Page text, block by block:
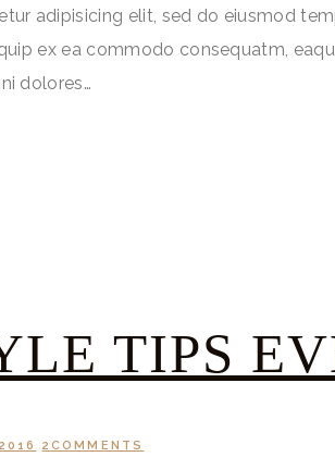
adipisicing elit, sed do eiusmod
ex ea commodo consequatm,
dolores…
TIPS
2 COMMENTS